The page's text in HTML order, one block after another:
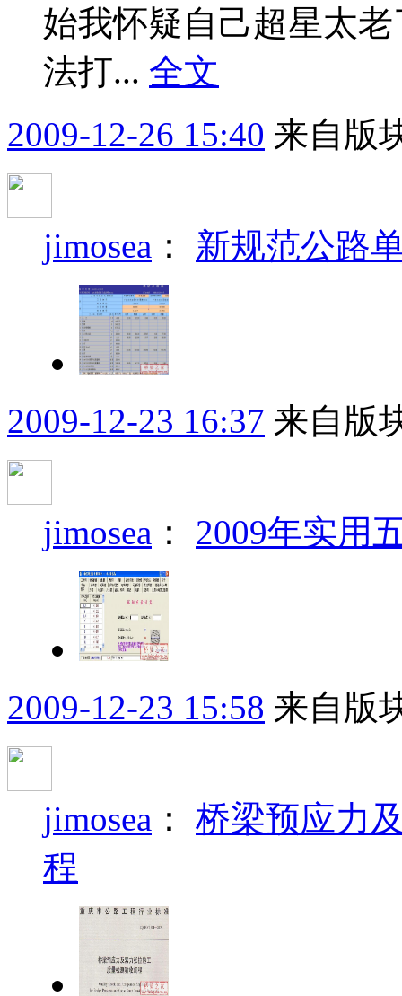
始我怀疑自己超星太
法打... 全文
2009-12-26 15:40 来自版
jimosea ： 新规范公路
2009-12-23 16:37 来自版
jimosea ： 2009年实用
2009-12-23 15:58 来自版
jimosea ： 桥梁预应力
程